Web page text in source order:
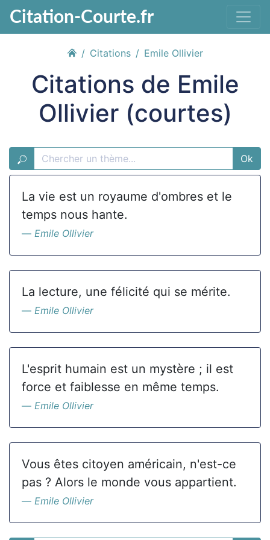
Citation-Courte.fr
Citations Emile Ollivier
Citations de Emile
Ollivier (courtes)
Ok
La vie est un royaume d'ombres et le
temps nous hante.
Emile Ollivier
La lecture, une félicité qui se mérite.
Emile Ollivier
L'esprit humain est un mystère ; il est
force et faiblesse en même temps.
Emile Ollivier
Vous êtes citoyen américain, n'est-ce
pas ? Alors le monde vous appartient.
Emile Ollivier